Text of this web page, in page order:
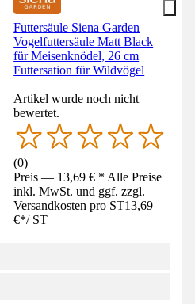
Futtersäule Siena Garden
Vogelfuttersäule Matt Black
für Meisenknödel, 26 cm
Futtersation für Wildvögel
Artikel wurde noch nicht
bewertet.
(0)
Preis — 13,69 € * Alle Preise
inkl. MwSt. und ggf. zzgl.
Versandkosten pro ST13,69
€*/ ST